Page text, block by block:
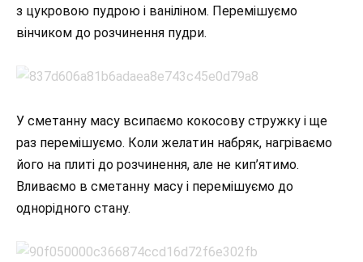
з цукровою пудрою і ваніліном. Перемішуємо
вінчиком до розчинення пудри.
У сметанну масу всипаємо кокосову стружку і ще
раз перемішуємо. Коли желатин набряк, нагріваємо
його на плиті до розчинення, але не кип’ятимо.
Вливаємо в сметанну масу і перемішуємо до
однорідного стану.